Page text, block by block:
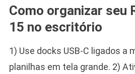
Como organizar seu
15 no escritório
1) Use docks USB-C ligados a
planilhas em tela grande. 2)